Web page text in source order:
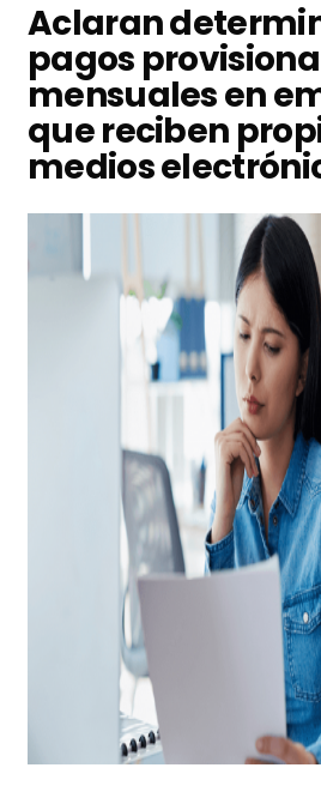
Aclaran
pagos
mensuales en
que reciben
medios